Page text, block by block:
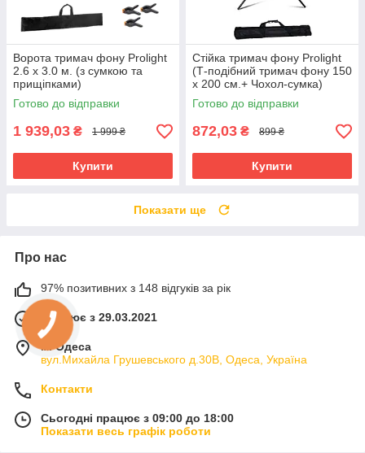
Ворота тримач фону Prolight
2.6 x 3.0 м. (з сумкою та
прищіпками)
Готово до відправки
1 939,03 ₴ 1 999 ₴
Купити
Стійка тримач фону Prolight
(Т-подібний тримач фону 150
х 200 см.+ Чохол-сумка)
Готово до відправки
872,03 ₴ 899 ₴
Купити
Показати ще
Про нас
97% позитивних з 148 відгуків за рік
Працює з 29.03.2021
м. Одеса
вул.Михайла Грушевського д.30В, Одеса, Україна
Контакти
Сьогодні працює з 09:00 до 18:00
Показати весь графік роботи